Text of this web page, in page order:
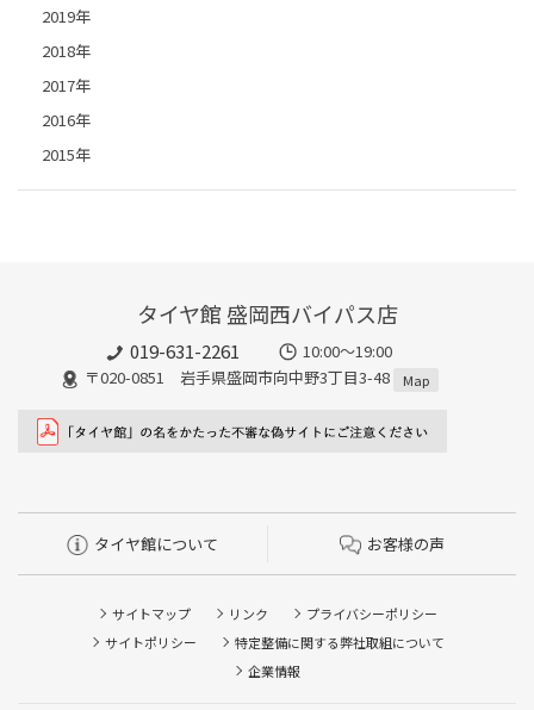
2019年
2018年
2017年
2016年
2015年
タイヤ館 盛岡西バイパス店
019-631-2261
10:00～19:00
〒020-0851 岩手県盛岡市向中野3丁目3-48
Map
タイヤ館について お客様の声
サイトマップ リンク
プライバシーポリシー
サイトポリシー
特定整備に関する弊社取組について
企業情報